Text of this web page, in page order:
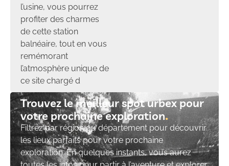
l’usine, vous pourrez
profiter des charmes
de cette station
balnéaire, tout en vous
remémorant
l’atmosphère unique de
ce site chargé d
Trouvez le meilleur spot urbex pour
votre prochaine exploration​
Filtrez par région ou département pour découvrir
les lieux parfaits pour votre prochaine
exploration. En quelques instants, vous aurez